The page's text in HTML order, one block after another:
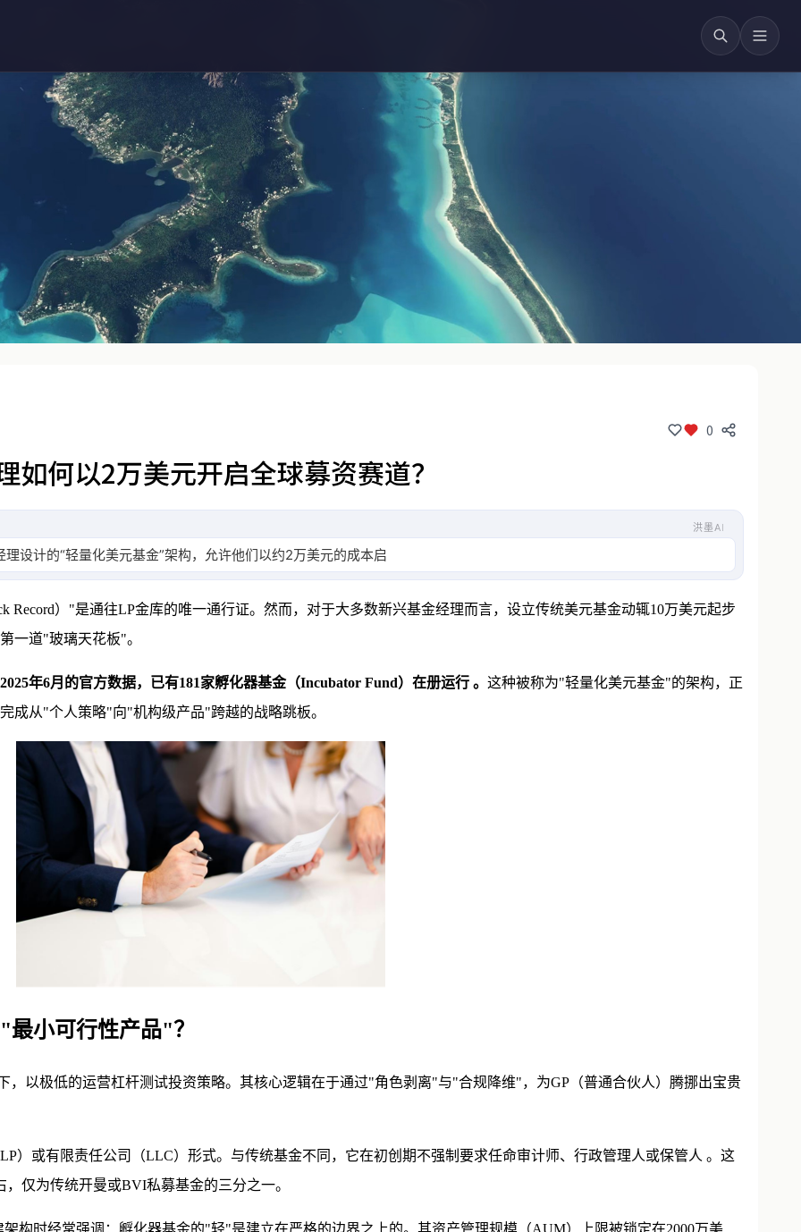
0
何以2万美元开启全球募资赛道？
洪墨AI
设计的“轻量化美元基金”架构，允许他们以约2万美元的成本启动全球募资。该基金在受监管环境下测试投资
Record）"是通往LP金库的唯一通行证。然而，对于大多数新兴基金经理而言，设立传统美元基金动辄10万美元起步
一道"玻璃天花板"。
年6月的官方数据，已有181家孵化器基金（Incubator Fund）在册运行 。 这种被称为"轻量化美元基金"的架构，正
成从"个人策略"向"机构级产品"跨越的战略跳板。
小可行性产品"？
以极低的运营杠杆测试投资策略。其核心逻辑在于通过"角色剥离"与"合规降维"，为GP（普通合伙人）腾挪出宝贵
）或有限责任公司（LLC）形式。与传统基金不同，它在初创期不强制要求任命审计师、行政管理人或保管人 。这
仅为传统开曼或BVI私募基金的三分之一。